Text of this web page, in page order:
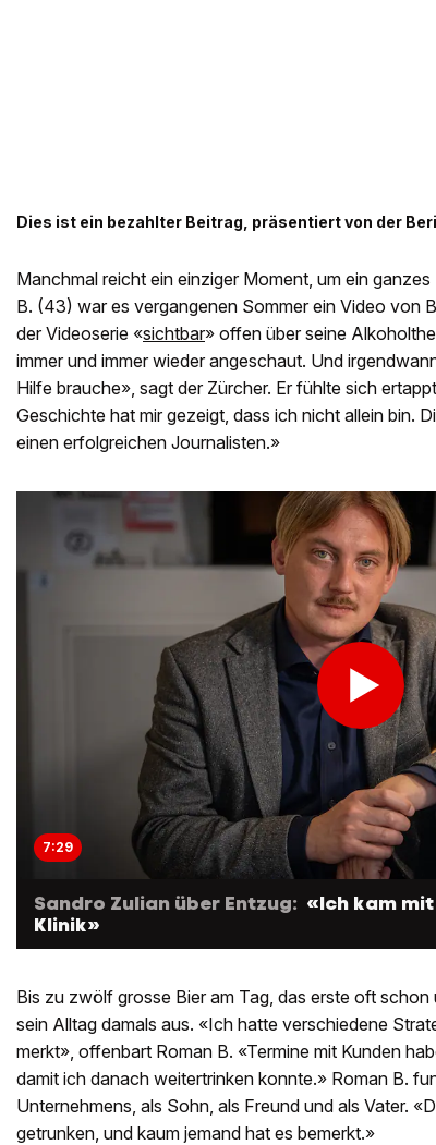
Dies ist ein bezahlter Beitrag, präsentiert von der
Manchmal reicht ein einziger Moment, um ein
B. (43) war es vergangenen Sommer ein Video von
der Videoserie «sichtbar» offen über seine
immer und immer wieder angeschaut. Und
Hilfe brauche», sagt der Zürcher. Er fühlte sich
Geschichte hat mir gezeigt, dass ich nicht allein bin.
einen erfolgreichen Journalisten.»
7:29
Sandro Zulian über Entzug: «Ich kam
Klinik»
Bis zu zwölf grosse Bier am Tag, das erste oft
sein Alltag damals aus. «Ich hatte verschiedene
merkt», offenbart Roman B. «Termine mit Kunden
damit ich danach weitertrinken konnte.» Roman B.
Unternehmens, als Sohn, als Freund und als Vater.
getrunken, und kaum jemand hat es bemerkt.»